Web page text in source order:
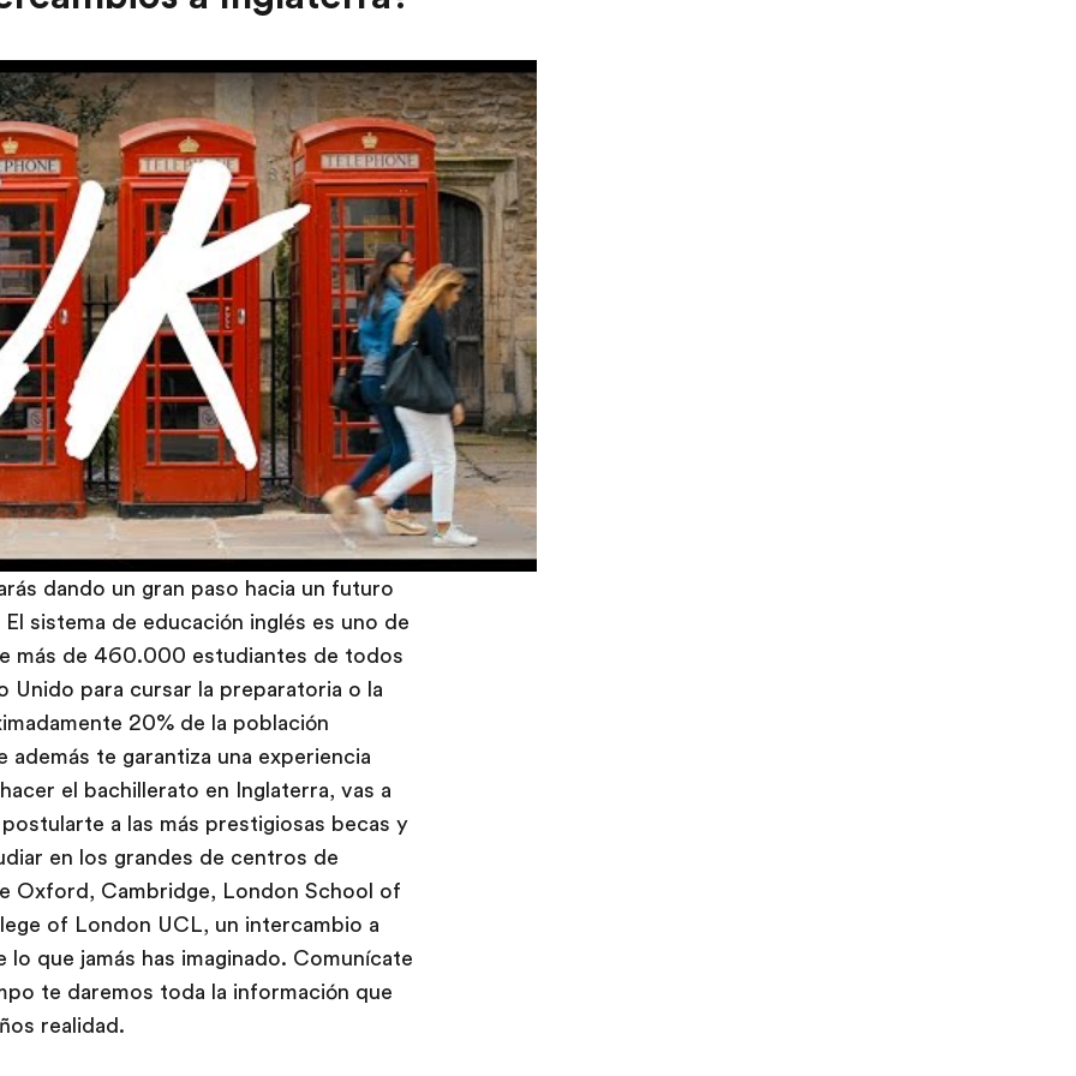
dando un gran paso hacia un futuro
sistema de educación inglés es uno de
más de 460.000 estudiantes de todos
Unido para cursar la preparatoria o la
20% de la población
te garantiza una experiencia
el bachillerato en Inglaterra, vas a
a las más prestigiosas becas y
en los grandes de centros de
Oxford, Cambridge, London School of
of London UCL, un intercambio a
que jamás has imaginado. Comunícate
te daremos toda la información que
realidad.